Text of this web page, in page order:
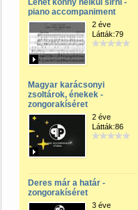
Lehet könny nélkül sírni -
piano accompaniment
2 éve
Látták:79
Magyar karácsonyi
zsoltárok, énekek -
zongorakíséret
2 éve
Látták:86
Deres már a határ -
zongorakíséret
3 éve